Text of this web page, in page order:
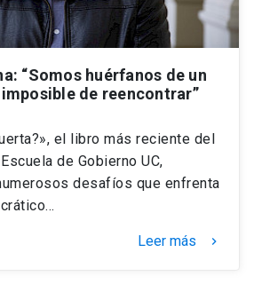
“Somos huérfanos de un
de reencontrar”
el libro más reciente del
de Gobierno UC,
desafíos que enfrenta
Leer más keyboard_arrow_right